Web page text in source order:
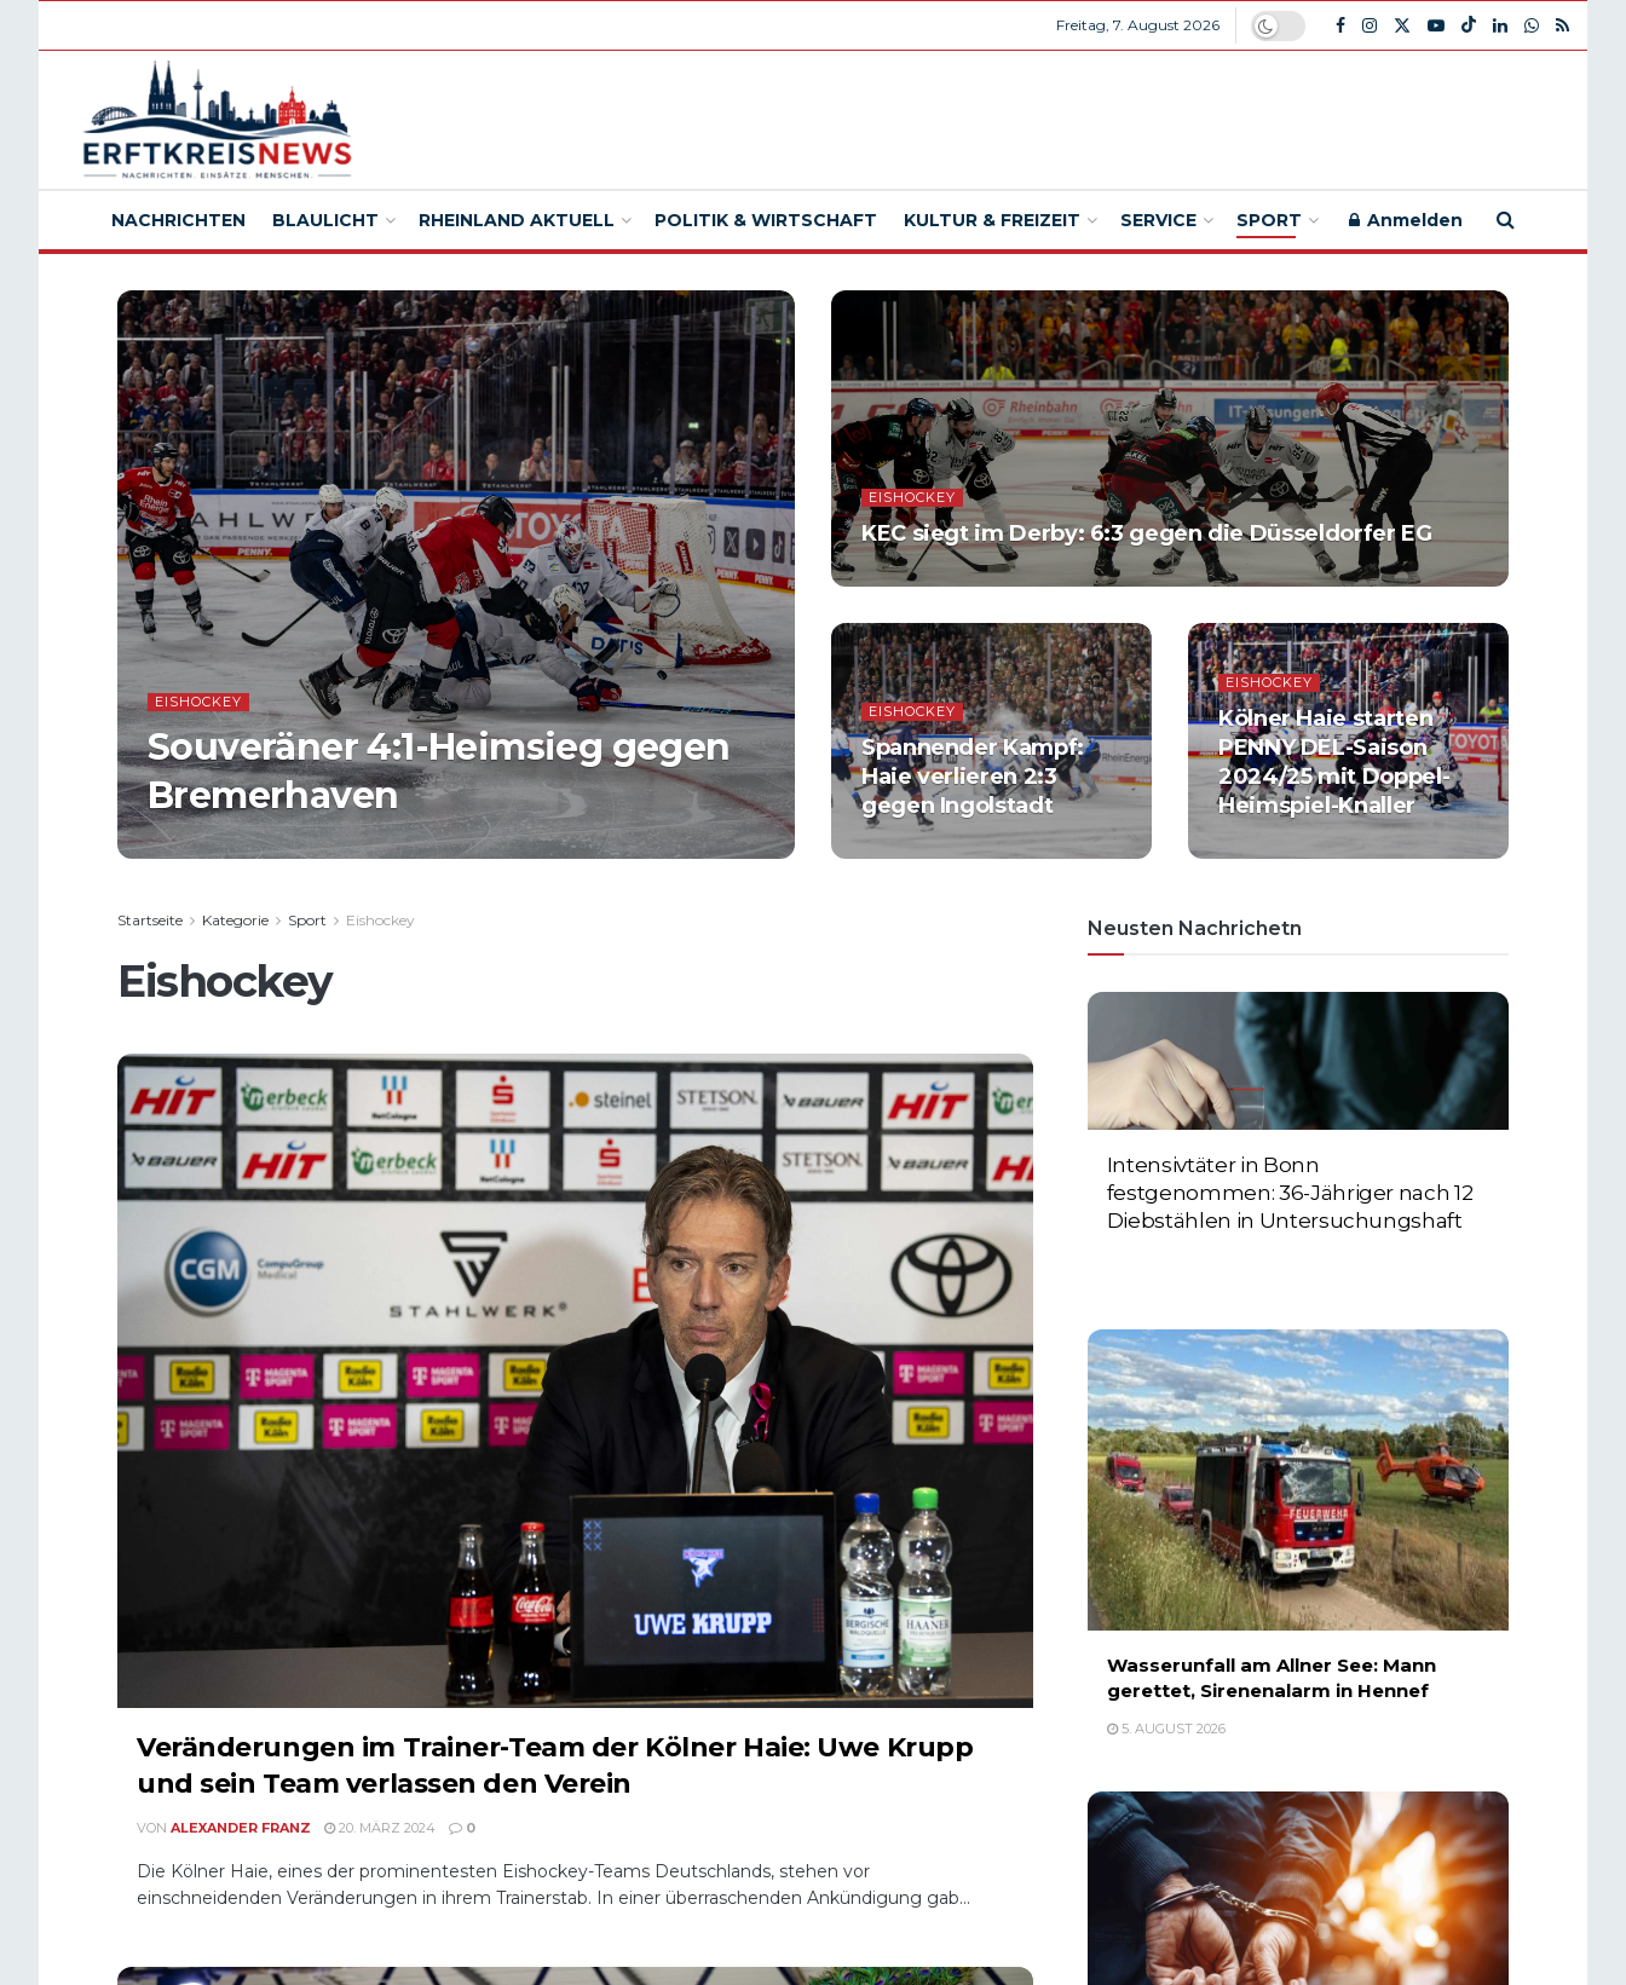
Freitag, 7. August 2026
NACHRICHTEN BLAULICHT RHEINLAND AKTUELL POLITIK & WIRTSCHAFT KULTUR & FREIZEIT SERVICE SPORT Anmelden
EISHOCKEY
Souveräner 4:1-Heimsieg gegen
Bremerhaven
EISHOCKEY
KEC siegt im Derby: 6:3 gegen die Düsseldorfer EG
EISHOCKEY
Spannender Kampf:
Haie verlieren 2:3
gegen Ingolstadt
EISHOCKEY
Kölner Haie starten
PENNY DEL-Saison
2024/25 mit Doppel-
Heimspiel-Knaller
Startseite Kategorie Sport Eishockey
Eishockey
Veränderungen im Trainer-Team der Kölner Haie: Uwe Krupp
und sein Team verlassen den Verein
VON ALEXANDER FRANZ 20. MÄRZ 2024 0
Die Kölner Haie, eines der prominentesten Eishockey-Teams Deutschlands, stehen vor
einschneidenden Veränderungen in ihrem Trainerstab. In einer überraschenden Ankündigung gab...
Neusten Nachrichetn
Intensivtäter in Bonn
festgenommen: 36-Jähriger nach 12
Diebstählen in Untersuchungshaft
Wasserunfall am Allner See: Mann
gerettet, Sirenenalarm in Hennef
5. AUGUST 2026